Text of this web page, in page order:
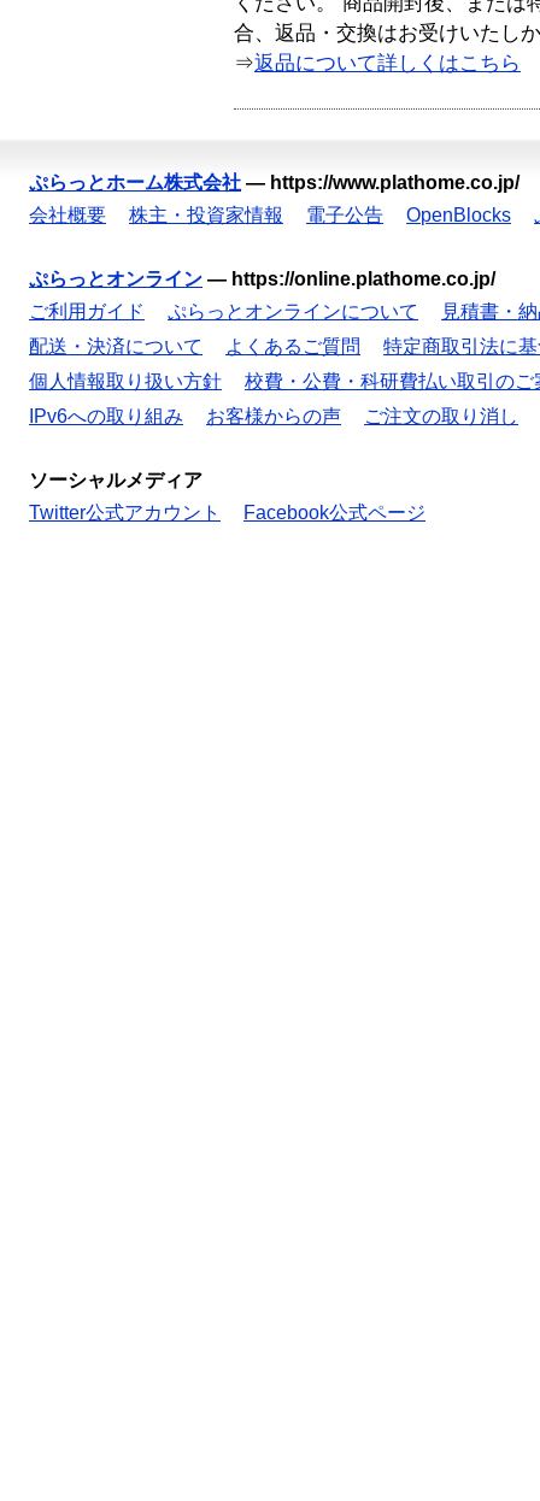
合、返品・交換はお受けいたし
⇒返品について詳しくはこちら
ぷらっとホーム株式会社 — https://www.plathome.co.jp/
会社概要
株主・投資家情報 電子公告 OpenBlocks
ぷらっとオンライン — https://online.plathome.co.jp/
ご利用ガイド
ぷらっとオンラインについて
見積書・
配送・決済について
よくあるご質問
特定商取引法に
個人情報取り扱い方針
校費・公費・科研費払い取引のご
IPv6への取り組み
お客様からの声 ご注文の取り消し
ソーシャルメディア
Twitter公式アカウント
Facebook公式ページ